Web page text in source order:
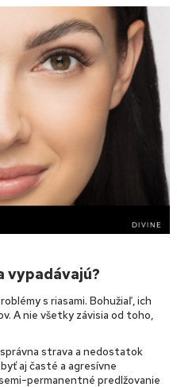
vypadávajú?
s riasami. Bohužiaľ, ich
A nie všetky závisia od toho,
strava a nedostatok
aj časté a agresívne
permanentné predlžovanie